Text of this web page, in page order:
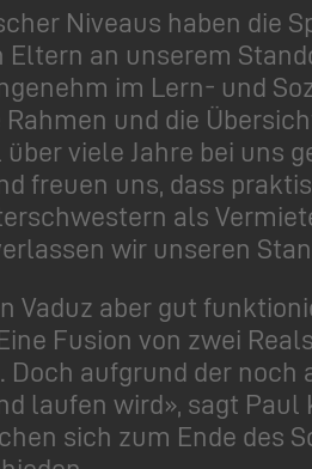
Niveaus haben die
an unserem
im Lern- und
und die
viele Jahre bei uns
freuen uns, dass
als
wir unseren
Vaduz aber gut
Fusion von zwei
aufgrund der
laufen wird», sagt Paul
sich zum Ende des